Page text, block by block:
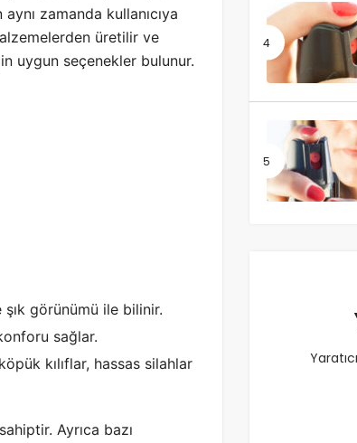
zamanda kullanıcıya
üretilir ve
uygun seçenekler bulunur.
şık görünümü ile bilinir.
sağlar.
kılıflar, hassas silahlar
Ayrıca bazı